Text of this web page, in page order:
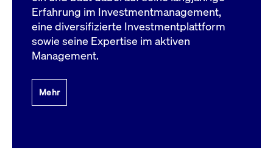
Erfahrung im Investmentmanagement,
eine diversifizierte Investmentplattform
sowie seine Expertise im aktiven
Management.
Mehr
Domain
bis